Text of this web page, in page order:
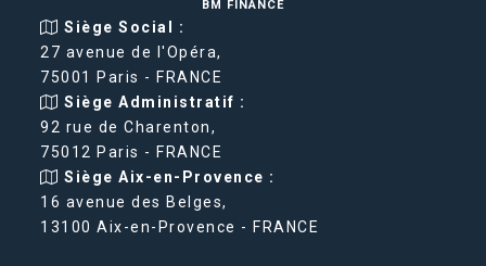
BM FINANCE
Siège Social :
27 avenue de l'Opéra,
75001 Paris - FRANCE
Siège Administratif :
92 rue de Charenton,
75012 Paris - FRANCE
Siège Aix-en-Provence :
16 avenue des Belges,
13100 Aix-en-Provence - FRANCE